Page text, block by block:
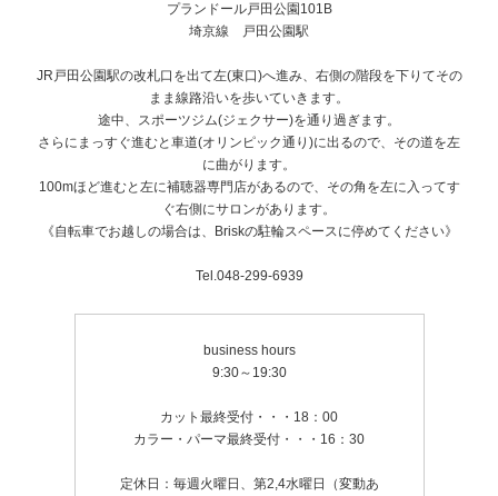
プランドール戸田公園101B
埼京線 戸田公園駅
JR戸田公園駅の改札口を出て左(東口)へ進み、右側の階段を下りてその
まま線路沿いを歩いていきます。
途中、スポーツジム(ジェクサー)を通り過ぎます。
さらにまっすぐ進むと車道(オリンピック通り)に出るので、その道を左
に曲がります。
100mほど進むと左に補聴器専門店があるので、その角を左に入ってす
ぐ右側にサロンがあります。
《自転車でお越しの場合は、Briskの駐輪スペースに停めてください》
Tel.048-299-6939
business hours
9:30～19:30
カット最終受付・・・18：00
カラー・パーマ最終受付・・・16：30
定休日：毎週火曜日、第2,4水曜日（変動あ